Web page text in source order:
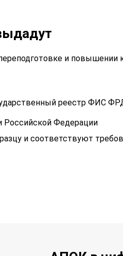
и повышении
реестр ФИС
Российской Федерации
и соответствуют